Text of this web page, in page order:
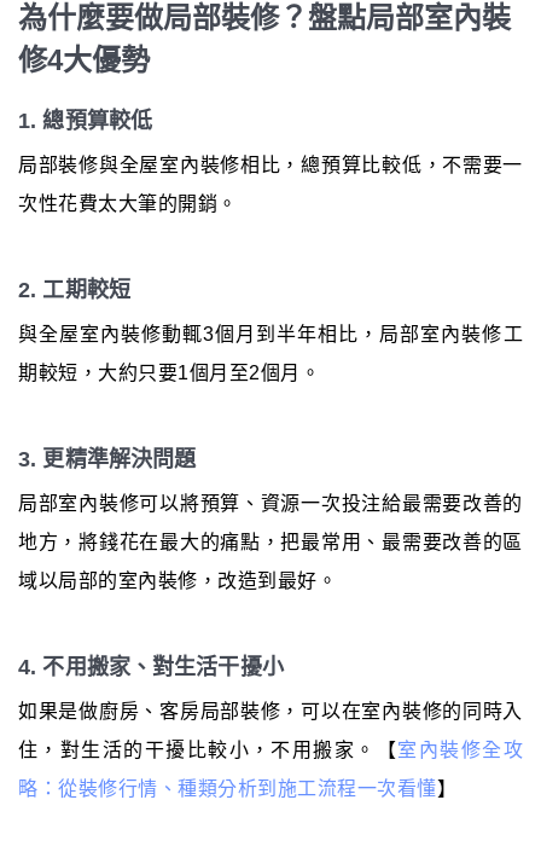
為什麼要做局部裝修？盤點局部室內裝
修4大優勢
1. 總預算較低
局部裝修與全屋室內裝修相比，總預算比較低，不需要一
次性花費太大筆的開銷。
2. 工期較短
與全屋室內裝修動輒3個月到半年相比，局部室內裝修工
期較短，大約只要1個月至2個月。
3. 更精準解決問題
局部室內裝修可以將預算、資源一次投注給最需要改善的
地方，將錢花在最大的痛點，把最常用、最需要改善的區
域以局部的室內裝修，改造到最好。
4. 不用搬家、對生活干擾小
如果是做廚房、客房局部裝修，可以在室內裝修的同時入
住，對生活的干擾比較小，不用搬家。【室內裝修全攻
略：從裝修行情、種類分析到施工流程一次看懂】